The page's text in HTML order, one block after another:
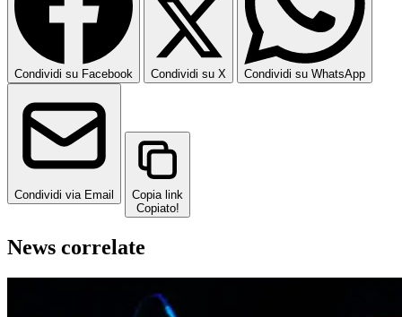
Condividi su Facebook Condividi su X Condividi su WhatsApp
Condividi via Email
Copia link
Copiato!
News correlate